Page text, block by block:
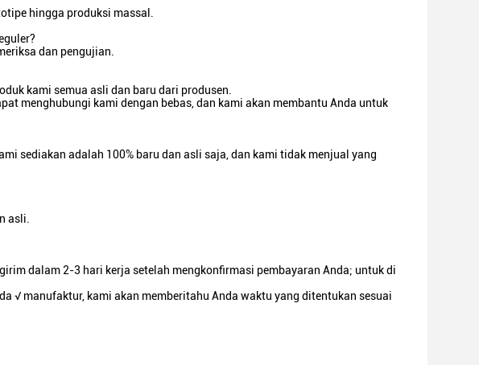
hingga produksi massal.
dan pengujian.
kami semua asli dan baru dari produsen.
menghubungi kami dengan bebas, dan kami akan membantu Anda untuk
sediakan adalah 100% baru dan asli saja, dan kami tidak menjual yang
asli.
dalam 2-3 hari kerja setelah mengkonfirmasi pembayaran Anda; untuk di
√ manufaktur, kami akan memberitahu Anda waktu yang ditentukan sesuai